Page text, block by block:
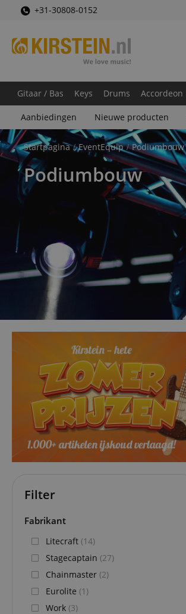
+31-30808-0152
Gitaar / Bas Keys Drums Accordeon
Aanbiedingen Nieuwe producten
Startpagina EventEquip Podiumbouw
Podiumbouw
Filter
Fabrikant
Litecraft (14)
Stagecaptain (27)
Chainmaster (2)
Eurolite (1)
Work (3)